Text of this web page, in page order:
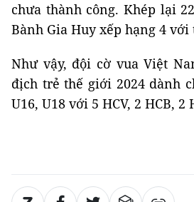
chưa thành công. Khép lại
Bành Gia Huy xếp hạng 4 với
Như vậy, đội cờ vua Việt
địch trẻ thế giới 2024 dành
U16, U18 với 5 HCV, 2 HCB, 2